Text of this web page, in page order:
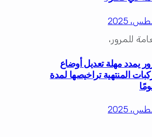
يمدد مهلة تعديل أوضاع
المنتهية تراخيصها لمدة